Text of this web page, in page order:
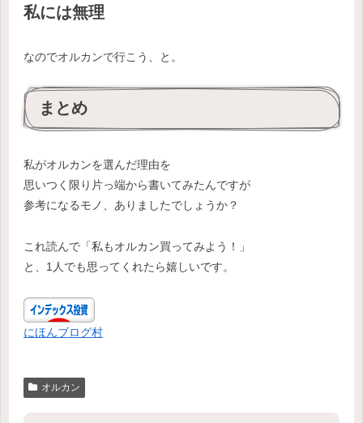
私には無理
なのでオルカンで行こう、と。
まとめ
私がオルカンを選んだ理由を
思いつく限り片っ端から書いてみたんですが
参考になるモノ、ありましたでしょうか？
これ読んで「私もオルカン買ってみよう！」
と、1人でも思ってくれたら嬉しいです。
にほんブログ村
オルカン